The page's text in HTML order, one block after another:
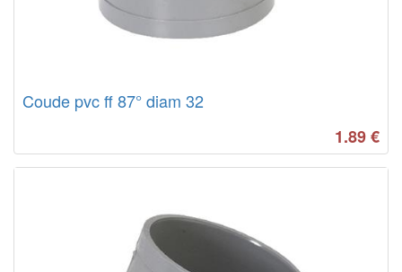
Coude pvc ff 87° diam 32
1.89€